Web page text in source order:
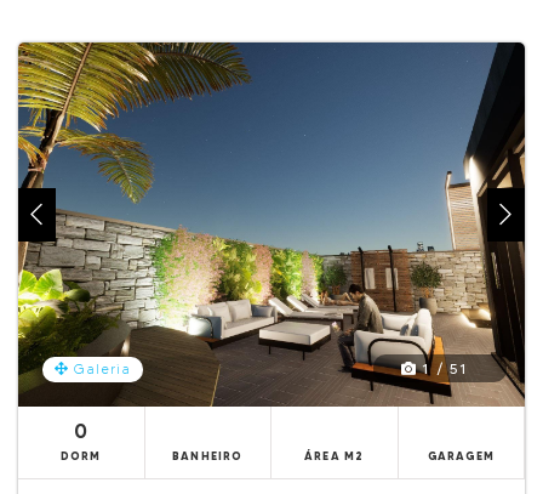
Galeria 1 / 51
0
DORM BANHEIRO ÁREA M2 GARAGEM